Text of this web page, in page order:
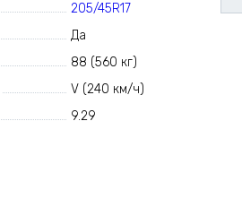
205/45R17
Да
88 (560 кг)
V (240 км/ч)
9.29